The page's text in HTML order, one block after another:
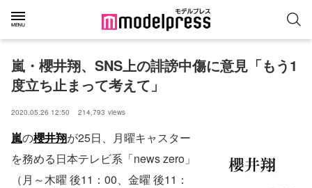
嵐・櫻井翔、SNS上の誹謗中傷に意見「もう1
度立ち止まって考えて」
2020.05.26 12:50 214,793 views
嵐の櫻井翔が25日、月曜キャスター
を務める日本テレビ系「news zero」
（月～木曜 後11：00、金曜 後11：